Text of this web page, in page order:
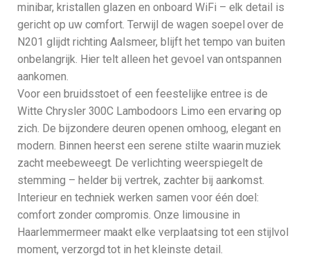
minibar, kristallen glazen en onboard WiFi – elk detail is
gericht op uw comfort. Terwijl de wagen soepel over de
N201 glijdt richting Aalsmeer, blijft het tempo van buiten
onbelangrijk. Hier telt alleen het gevoel van ontspannen
aankomen.
Voor een bruidsstoet of een feestelijke entree is de
Witte Chrysler 300C Lambodoors Limo een ervaring op
zich. De bijzondere deuren openen omhoog, elegant en
modern. Binnen heerst een serene stilte waarin muziek
zacht meebeweegt. De verlichting weerspiegelt de
stemming – helder bij vertrek, zachter bij aankomst.
Interieur en techniek werken samen voor één doel:
comfort zonder compromis. Onze limousine in
Haarlemmermeer maakt elke verplaatsing tot een stijlvol
moment, verzorgd tot in het kleinste detail.